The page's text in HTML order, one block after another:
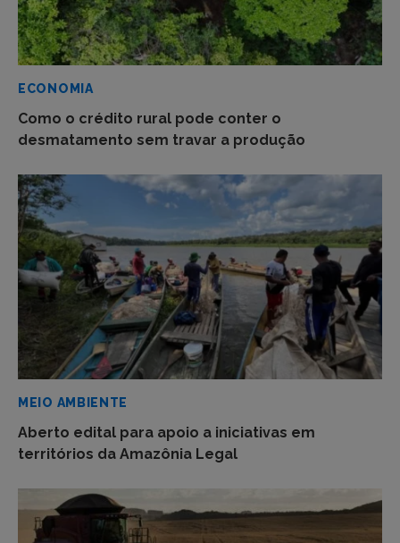
ECONOMIA
Como o crédito rural pode conter o
desmatamento sem travar a produção
MEIO AMBIENTE
Aberto edital para apoio a iniciativas em
territórios da Amazônia Legal